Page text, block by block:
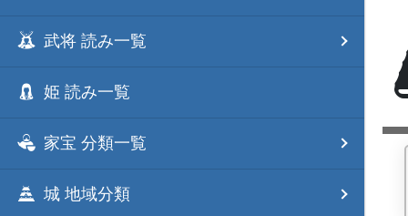
武将 読み一覧
姫 読み一覧
家宝 分類一覧
城 地域分類